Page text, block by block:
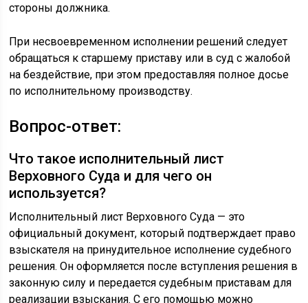
стороны должника.
При несвоевременном исполнении решений следует
обращаться к старшему приставу или в суд с жалобой
на бездействие, при этом предоставляя полное досье
по исполнительному производству.
Вопрос-ответ:
Что такое исполнительный лист
Верховного Суда и для чего он
используется?
Исполнительный лист Верховного Суда — это
официальный документ, который подтверждает право
взыскателя на принудительное исполнение судебного
решения. Он оформляется после вступления решения в
законную силу и передается судебным приставам для
реализации взыскания. С его помощью можно